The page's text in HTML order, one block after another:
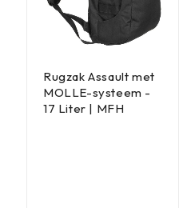
Rugzak Assault met
MOLLE-systeem -
17 Liter | MFH